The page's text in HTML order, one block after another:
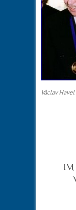
Václav Havel
IM